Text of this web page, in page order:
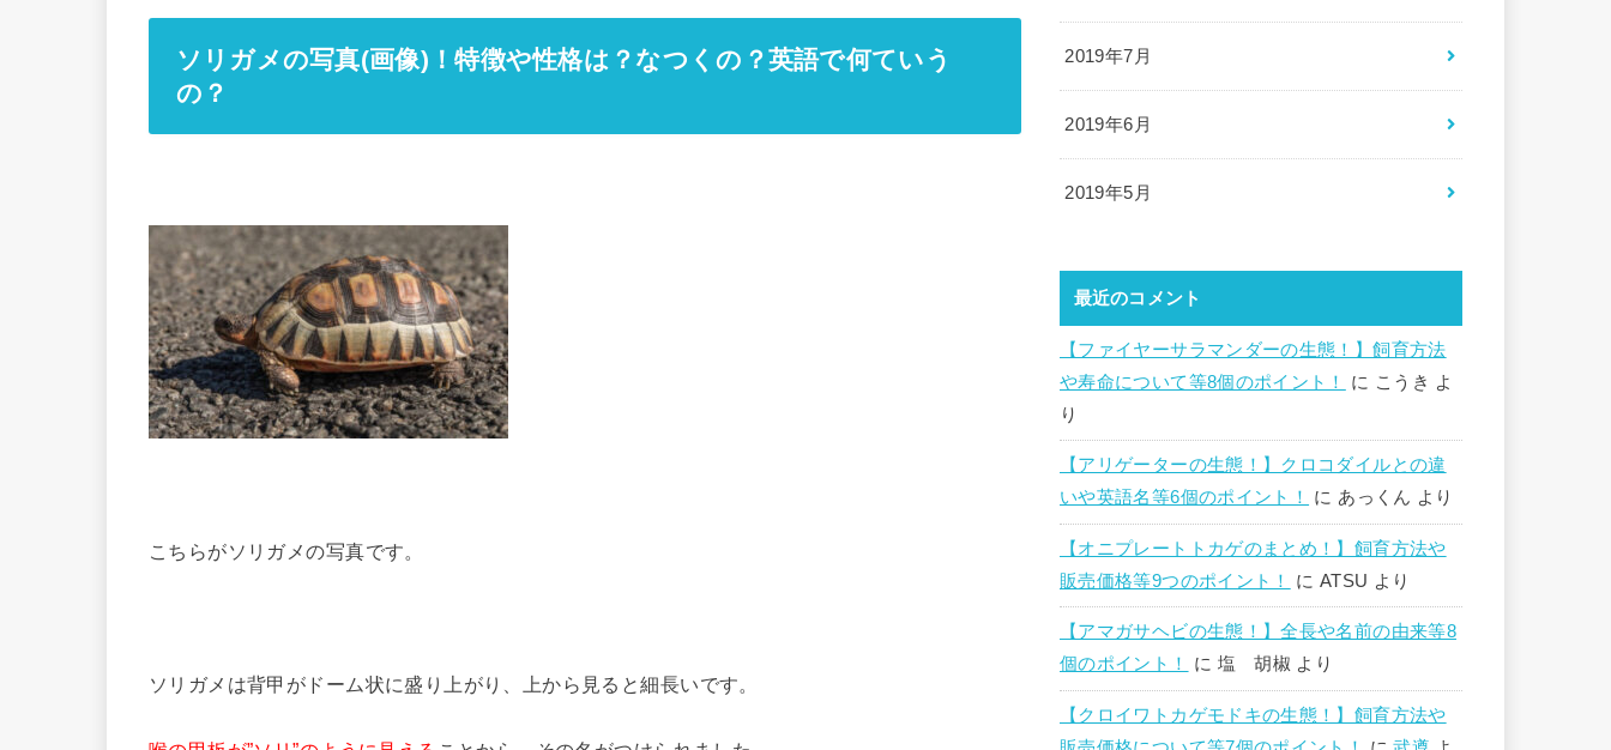
ソリガメの写真(画像)！特徴や性格は？なつくの？英語で何ていう
の？
こちらがソリガメの写真です。
ソリガメは背甲がドーム状に盛り上がり、上から見ると細長いです。
2019年7月
2019年6月
2019年5月
最近のコメント
【ファイヤーサラマンダーの生態！】飼育方法
や寿命について等8個のポイント！
に こうき よ
り
【アリゲーターの生態！】クロコダイルとの違
いや英語名等6個のポイント！
に あっくん より
【オニプレートトカゲのまとめ！】飼育方法や
販売価格等9つのポイント！
に ATSU より
【アマガサヘビの生態！】全長や名前の由来等8
個のポイント！
に 塩 胡椒 より
【クロイワトカゲモドキの生態！】飼育方法や